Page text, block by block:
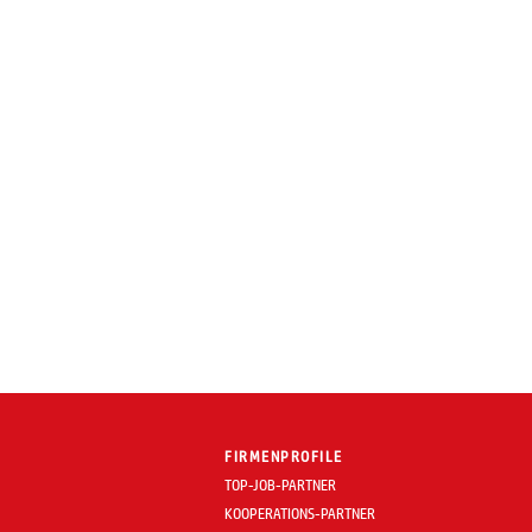
FIRMENPROFILE
TOP-JOB-PARTNER
KOOPERATIONS-PARTNER